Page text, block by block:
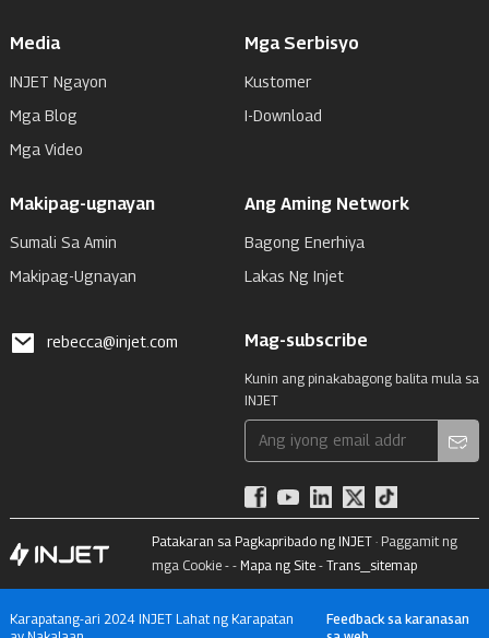
Media
INJET Ngayon
Mga Blog
Mga Video
Mga Serbisyo
Kustomer
I-Download
Makipag-ugnayan
Sumali Sa Amin
Makipag-Ugnayan
Ang Aming Network
Bagong Enerhiya
Lakas Ng Injet
rebecca@injet.com Mag-subscribe
Kunin ang pinakabagong balita mula sa
INJET
Patakaran sa Pagkapribado ng INJET · Paggamit ng
mga Cookie - - Mapa ng Site -Trans_sitemap
Karapatang-ari 2024 INJET Lahat ng Karapatan
Feedback sa karanasan